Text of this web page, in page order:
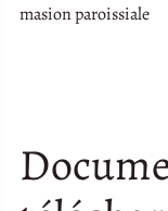
masion paroissiale